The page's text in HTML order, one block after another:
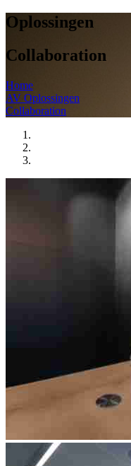
Oplossingen
Collaboration
Home
AV Oplossingen
Collaboration